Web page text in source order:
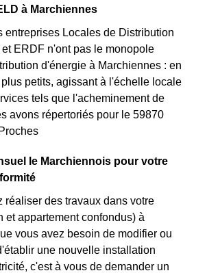
à Marchiennes
entreprises Locales de Distribution
ERDF n'ont pas le monopole
d'énergie à Marchiennes : en
petits, agissant à l'échelle locale
tels que l'acheminement de
avons répertoriés pour le 59870
le Marchiennois pour votre
réaliser des travaux dans votre
et appartement confondus) à
vous avez besoin de modifier ou
une nouvelle installation
c'est à vous de demander un